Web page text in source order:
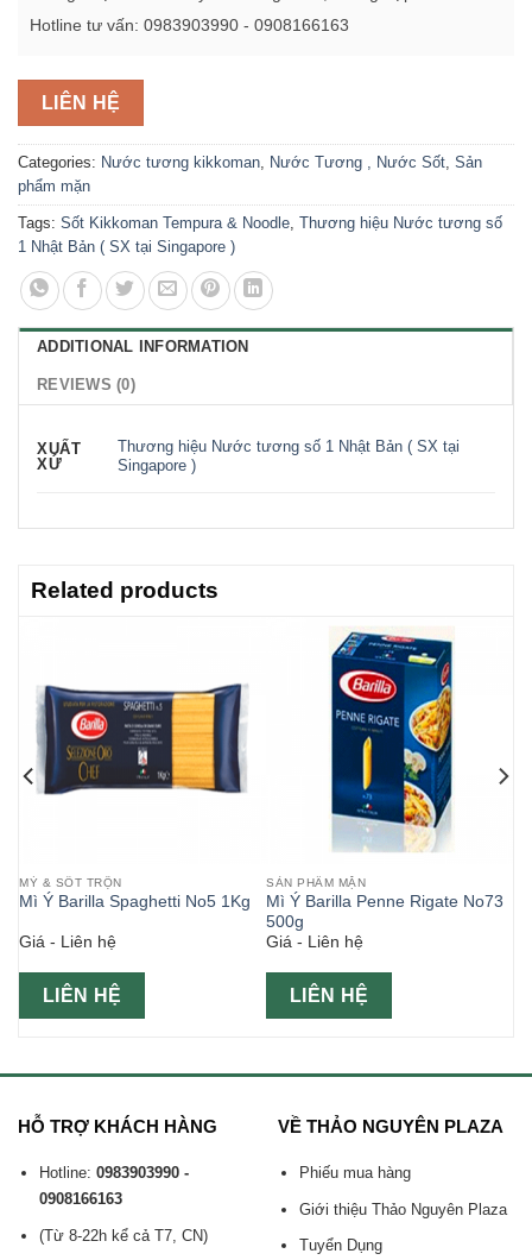
Hotline tư vấn: 0983903990 - 0908166163
LIÊN HỆ
Categories: Nước tương kikkoman, Nước Tương , Nước Sốt, Sản
phẩm mặn
Tags: Sốt Kikkoman Tempura & Noodle, Thương hiệu Nước tương số
1 Nhật Bản ( SX tại Singapore )
ADDITIONAL INFORMATION
REVIEWS (0)
XUẤT
XỨ
Thương hiệu Nước tương số 1 Nhật Bản ( SX tại
Singapore )
Related products
MỲ & SỐT TRỘN
Mì Ý Barilla Spaghetti No5 1Kg
Giá - Liên hệ
LIÊN HỆ
SẢN PHẨM MẶN
Mì Ý Barilla Penne Rigate No73
500g
Giá - Liên hệ
LIÊN HỆ
HỖ TRỢ KHÁCH HÀNG
Hotline: 0983903990 -
0908166163
(Từ 8-22h kể cả T7, CN)
VỀ THẢO NGUYÊN PLAZA
Phiếu mua hàng
Giới thiệu Thảo Nguyên Plaza
Tuyển Dụng